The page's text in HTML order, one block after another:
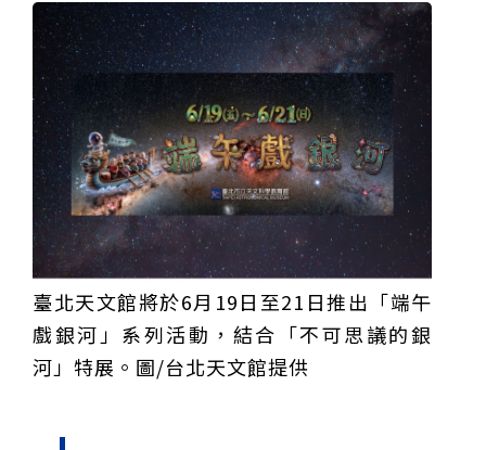
23名、全台醫學大學第3名
桃園市籌備115年全民運動會 體育局：預計9月前完成
重要前置作業
2026年金星最佳觀賞期將至 週五日落後仰角達全年最
台中》中山醫大響應「30+大學計畫」 推出餐飲經營與
高齡照護學分專班
三星伴月聯手金星近鬼宿星團 端午連假西方低空上演天
文秀
台中》端午節前勞累驚覺單側無力 攤商「亞急性腦出
血」醫籲三徵兆速就醫
台中》跨越萬里深耕20年 中山附醫協助吐瓦魯建置首
套急診檢傷系統
世足》姆巴佩梅開二度破隊史紀錄 法國3比1擊敗塞內
加爾奪世界盃開門紅
搶攻端午連假人潮 臺北天文館推銀河特展與免費劇場搶
客
台中》萬豐國小奪少棒全國冠軍 赴美參賽盼各界正視
500萬經費缺口
蕭美琴視察帛琉Malakal島開發計畫 盼深化台帛水產與
醫療合作
婦人眼角冒水皰確診帶狀皰疹 臺中醫院跨科即時診治化
解失明與腦炎危機
參山處「梨山原民歌舞與工藝體驗」6月登場 結合永續
觀光推深度部落旅遊
台中》中央挹注逾8成！蔡其昌爭取4980萬 翻新清水五
權路道路與人行步道
智慧科技解救護士的腿！中山醫大與仁寶攜手「送藥機
器人」月省醫護120公里步程
台北》污水廠變身都市綠洲！內湖運動公園全新戲水區
盛大開放 智慧預約環教體驗
嘉義》搶攻端午親子商機！嘉義縣推「沉浸式角色扮
演」 邀學童化身小海盜、建築職人全台放電
阿里山精品咖啡香 成為端午與暑假深度旅遊新亮點
臺北天文館將於6月19日至21日推出「端午
戲銀河」系列活動，結合「不可思議的銀
河」特展。圖/台北天文館提供